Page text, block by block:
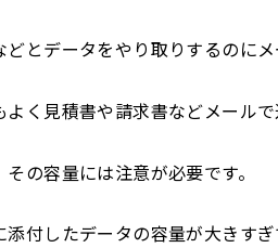
どとデータをやり取りするのにメ
よく見積書や請求書などメールで
その容量には注意が必要です。
添付したデータの容量が大きすぎ